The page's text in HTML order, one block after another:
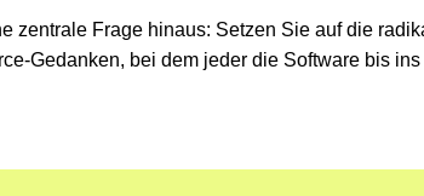
zentrale Frage hinaus: Setzen Sie auf die
Gedanken, bei dem jeder die Software bis